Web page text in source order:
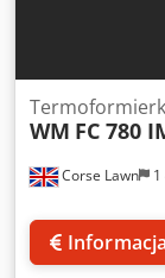
Corse Lawn
WM FC 780